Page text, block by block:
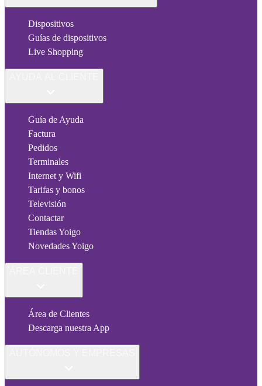
Dispositivos
Guías de dispositivos
Live Shopping
Guía de Ayuda
Factura
Pedidos
Terminales
Internet y Wifi
Tarifas y bonos
Televisión
Contactar
Tiendas Yoigo
Novedades Yoigo
Área de Clientes
Descarga nuestra App